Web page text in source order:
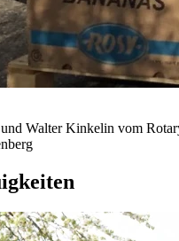
Walter Kinkelin vom